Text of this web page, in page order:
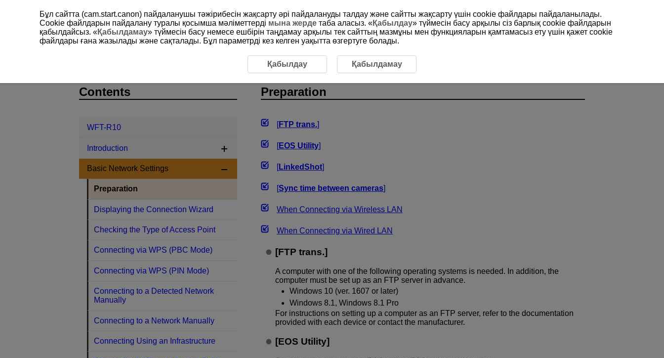
Basic Network Settings Preparation
Preparation
[FTP trans.]
[EOS Utility]
[LinkedShot]
[Sync time between cameras]
When Connecting via Wireless LAN
When Connecting via Wired LAN
[FTP trans.]
A computer with one of the following operating systems is needed. In addition, the
computer must be set up as an FTP server in advance.
Windows 10 (ver. 1607 or later)
Windows 8.1, Windows 8.1 Pro
For instructions on setting up a computer as an FTP server, refer to the documentation
provided with each device or contact the manufacturer.
[EOS Utility]
Contents
WFT-R10
Introduction
Basic Network Settings
Preparation
Displaying the Connection Wizard
Checking the Type of Access Point
Connecting via WPS (PBC Mode)
Connecting via WPS (PIN Mode)
Connecting to a Detected Network
Manually
Connecting to a Network Manually
Connecting Using an Infrastructure
Бұл сайтта (cam.start.canon) пайдаланушы тәжірибесін жақсарту әрі пайдалануды талдау және сайтты жақсарту үшін сookie файлдары пайдаланылады.
Cookie файлдарын пайдалану туралы қосымша мәліметтерді мына жерде таба аласыз. «Қабылдау» түймесін басу арқылы сіз барлық cookie файлдарын
қабылдайсыз. «Қабылдамау» түймесін басу немесе ешбірін таңдамау арқылы тек сайттың мазмұны мен функцияларын қамтамасыз ету үшін қажет cookie
файлдары ғана жазылады және сақталады. Бұл параметрді кез келген уақытта өзгертуге болады.
Қабылдау Қабылдамау